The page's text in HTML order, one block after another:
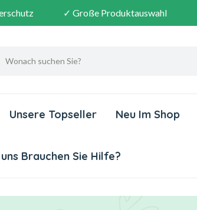
✓ Große Produktauswahl
Unsere Topseller Neu Im Shop
Brauchen Sie Hilfe?